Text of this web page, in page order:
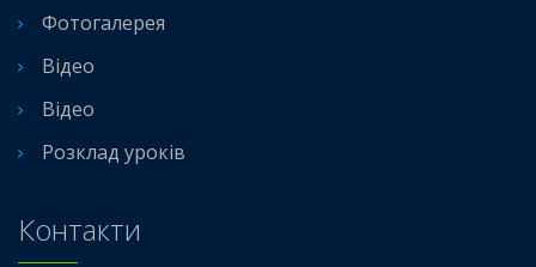
Фотогалерея
Відео
Відео
Розклад уроків
Контакти